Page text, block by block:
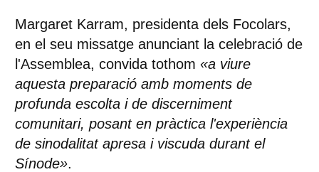
Margaret Karram, presidenta dels Focolars,
en el seu missatge anunciant la celebració de
l'Assemblea, convida tothom «a viure
aquesta preparació amb moments de
profunda escolta i de discerniment
comunitari, posant en pràctica l'experiència
de sinodalitat apresa i viscuda durant el
Sínode».